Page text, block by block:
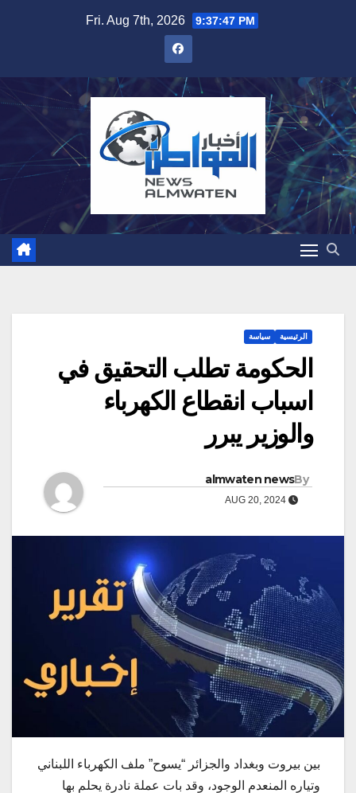
Fri. Aug 7th, 2026 9:37:48 PM
الرئيسية سياسة
الحكومة تطلب التحقيق في
اسباب انقطاع الكهرباء
والوزير يبرر
By
almwaten news
بين بيروت وبغداد والجزائر “يسوح” ملف الكهرباء اللبناني
وتياره المنعدم الوجود، وقد بات عملة نادرة يحلم بها